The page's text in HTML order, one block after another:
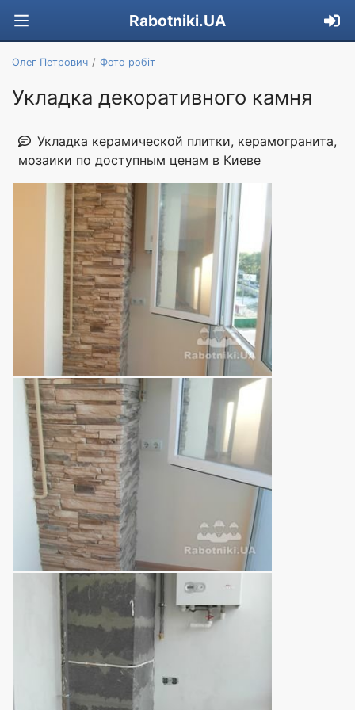
Rabotniki.UA
Олег Петрович Фото робіт
Укладка декоративного камня
Укладка керамической плитки, керамогранита,
мозаики по доступным ценам в Киеве